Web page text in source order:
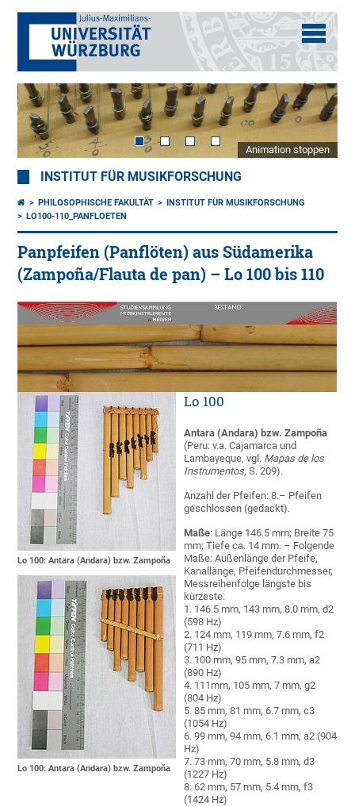
Animation stoppen
INSTITUT FÜR MUSIKFORSCHUNG
PHILOSOPHISCHE FAKULTÄT
INSTITUT FÜR MUSIKFORSCHUNG
LO100-110_PANFLOETEN
Panpfeifen (Panflöten) aus Südamerika
(Zampoña/Flauta de pan) – Lo 100 bis 110
Lo 100: Antara (Andara) bzw. Zampoña
Lo 100: Antara (Andara) bzw. Zampoña
Lo 100
Antara (Andara) bzw. Zampoña
(Peru: v.a. Cajamarca und
Lambayeque, vgl. Mapas de los
Instrumentos, S. 209).
Anzahl der Pfeifen: 8.– Pfeifen
geschlossen (gedackt).
Maße: Länge 146.5 mm; Breite 75
mm; Tiefe ca. 14 mm. – Folgende
Maße: Außenlänge der Pfeife,
Kanallänge, Pfeifendurchmesser,
Messreihenfolge längste bis
kürzeste:
1. 146.5 mm, 143 mm, 8.0 mm, d2
(598 Hz)
2. 124 mm, 119 mm, 7.6 mm, f2
(711 Hz)
3. 100 mm, 95 mm, 7.3 mm, a2
(890 Hz)
4. 111mm, 105 mm, 7 mm, g2
(804 Hz)
5. 85 mm, 81 mm, 6.7 mm, c3
(1054 Hz)
6. 99 mm, 94 mm, 6.1 mm, a2 (904
Hz)
7. 73 mm, 70 mm, 5.8 mm, d3
(1227 Hz)
8. 62 mm, 57 mm, 5.4 mm, f3
(1424 Hz)